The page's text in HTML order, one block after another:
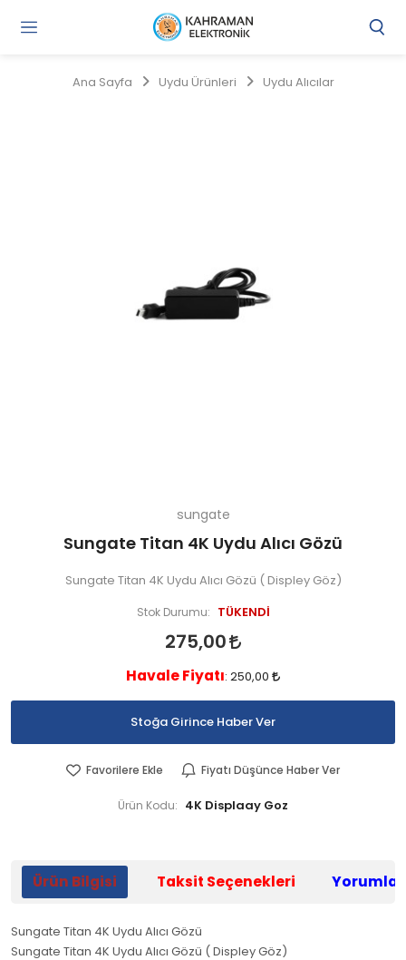
Ana Sayfa Uydu Ürünleri Uydu Alıcılar
sungate
Sungate Titan 4K Uydu Alıcı Gözü
Sungate Titan 4K Uydu Alıcı Gözü ( Displey Göz)
Stok Durumu: TÜKENDİ
275,00
Havale Fiyatı: 250,00
Stoğa Girince Haber Ver
Favorilere Ekle Fiyatı Düşünce Haber Ver
Ürün Kodu: 4K Displaay Goz
Ürün Bilgisi Taksit Seçenekleri Yorumlar
Sungate Titan 4K Uydu Alıcı Gözü
Sungate Titan 4K Uydu Alıcı Gözü ( Displey Göz)